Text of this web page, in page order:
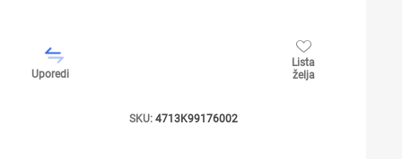
Uporedi
Lista
želja
SKU: 4713K99176002